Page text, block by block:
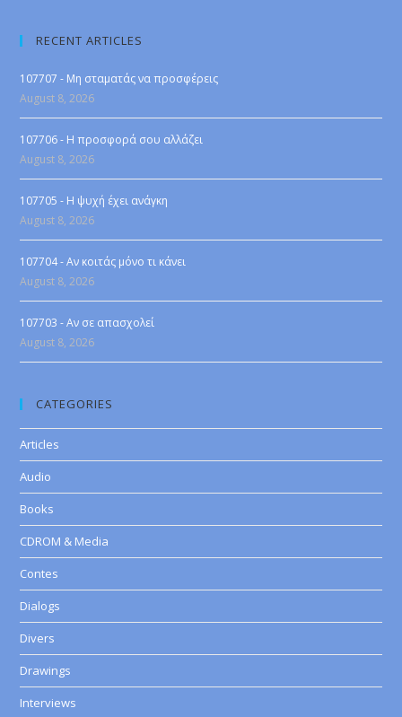
RECENT ARTICLES
107707 - Μη σταματάς να προσφέρεις
August 8, 2026
107706 - Η προσφορά σου αλλάζει
August 8, 2026
107705 - Η ψυχή έχει ανάγκη
August 8, 2026
107704 - Αν κοιτάς μόνο τι κάνει
August 8, 2026
107703 - Αν σε απασχολεί
August 8, 2026
CATEGORIES
Articles
Audio
Books
CDROM & Media
Contes
Dialogs
Divers
Drawings
Interviews